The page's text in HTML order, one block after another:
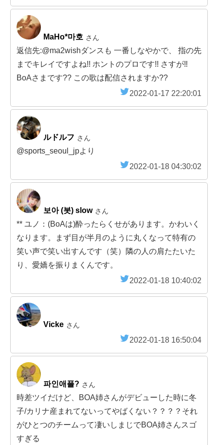
MaHo*마호 さん
返信先:@ma2wishダンスも 一番しなやかで、 指の先
までキレイですよね!! ホントのプロです!! さすが‼️
BoAさまです?? この歌は配信されますか??
2022-01-17 22:20:01
ルドルフ さん
@sports_seoul_jpより
2022-01-18 04:30:02
보아 (봇) slow さん
** ユノ：(BoAは)酔ったらくせがあります。かわいく
なります。まず目が半月のように丸くなって特有の
笑い声で笑い出すんです（笑）隣の人の肩たたいた
り、愛嬌を振りまくんです。
2022-01-18 10:40:02
Vicke さん
2022-01-18 16:50:04
파인애플? さん
時差ツイだけど、BOA姉さんがデビューした時に冬
子/カリナ産まれてないってやばくない？？？？それ
がひとつのチームって凄いしまじでBOA姉さんスゴ
すぎる